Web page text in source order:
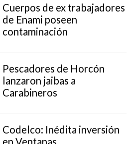
Cuerpos de ex trabajadores
de Enami poseen
contaminación
Pescadores de Horcón
lanzaron jaibas a
Carabineros
Codelco: Inédita inversión
en Ventanas